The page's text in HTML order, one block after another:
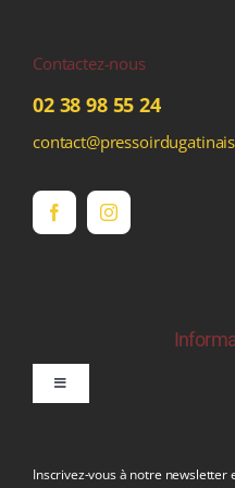
Contactez-nous
02 38 98 55 24
Toggle
Inscrivez-vous à notre